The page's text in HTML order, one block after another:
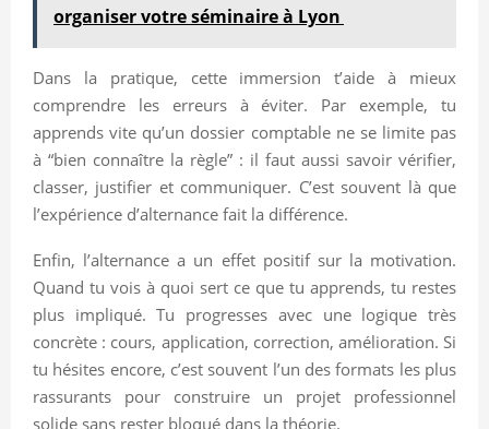
organiser votre séminaire à Lyon
Dans la pratique, cette immersion t’aide à mieux
comprendre les erreurs à éviter. Par exemple, tu
apprends vite qu’un dossier comptable ne se limite pas
à “bien connaître la règle” : il faut aussi savoir vérifier,
classer, justifier et communiquer. C’est souvent là que
l’expérience d’alternance fait la différence.
Enfin, l’alternance a un effet positif sur la motivation.
Quand tu vois à quoi sert ce que tu apprends, tu restes
plus impliqué. Tu progresses avec une logique très
concrète : cours, application, correction, amélioration. Si
tu hésites encore, c’est souvent l’un des formats les plus
rassurants pour construire un projet professionnel
solide sans rester bloqué dans la théorie.